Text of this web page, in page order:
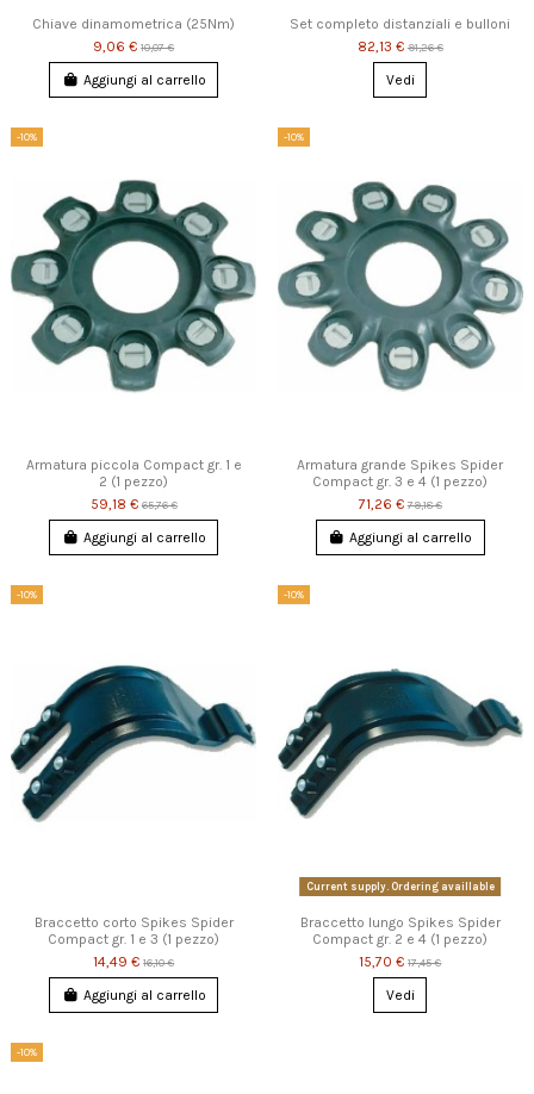
Chiave dinamometrica (25Nm)
9,06 €10,07 €
Aggiungi al carrello
Set completo distanziali e bulloni
82,13 €91,26 €
Vedi
-10%
Armatura piccola Compact gr. 1 e
2 (1 pezzo)
59,18 €65,76 €
Aggiungi al carrello
-10%
Armatura grande Spikes Spider
Compact gr. 3 e 4 (1 pezzo)
71,26 €79,18 €
Aggiungi al carrello
-10%
Braccetto corto Spikes Spider
Compact gr. 1 e 3 (1 pezzo)
14,49 €16,10 €
Aggiungi al carrello
-10%
Current supply. Ordering availlable
Braccetto lungo Spikes Spider
Compact gr. 2 e 4 (1 pezzo)
15,70 €17,45 €
Vedi
-10%